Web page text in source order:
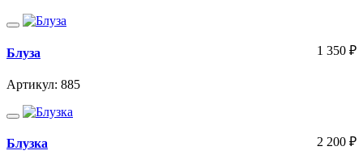
Блуза
Артикул: 885
1 350 ₽
Блузка 2 200 ₽